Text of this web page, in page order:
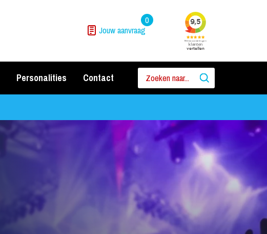
Jouw aanvraag
0
Personalities Contact